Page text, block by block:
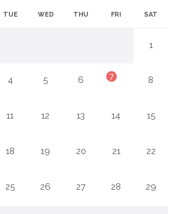
TUE WED THU FRI SAT
1
4 5 6 7 8
11 12 13 14 15
18 19 20 21 22
25 26 27 28 29